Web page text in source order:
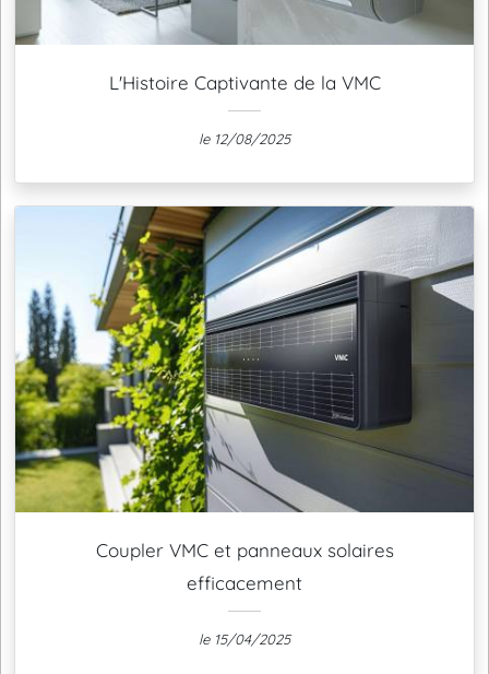
L'Histoire Captivante de la VMC
le 12/08/2025
Coupler VMC et panneaux solaires
efficacement
le 15/04/2025